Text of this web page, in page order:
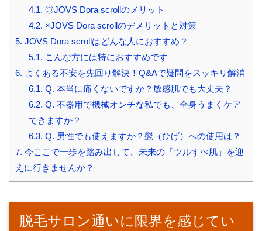
4.1. ◎JOVS Dora scrollのメリット
4.2. ×JOVS Dora scrollのデメリットと対策
5. JOVS Dora scrollはどんな人におすすめ？
5.1. こんな方には特におすすめです
6. よくある不安を先回り解決！Q&Aで疑問をスッキリ解消
6.1. Q. 本当に痛くないですか？敏感肌でも大丈夫？
6.2. Q. 不器用で機械オンチな私でも、全身うまくケア
できますか？
6.3. Q. 男性でも使えますか？髭（ひげ）への使用は？
7. 今ここで一歩を踏み出して、未来の「ツルすべ肌」を迎
えに行きませんか？
脱毛サロン通いに限界を感じてい